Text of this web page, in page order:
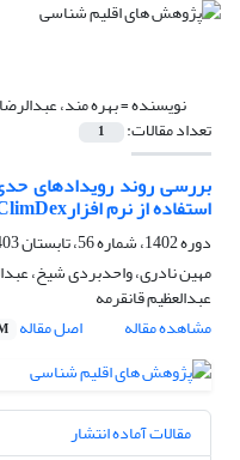
نویسنده =بهره مند، عبدالرضا
تعداد مقالات: 1
بررسی روند رویدادهای
استفاده از نرم افزارRClimDex (دوره آماری 1986 تا 2017)
دوره 1402، شماره 56، تابستان 1403، صفحه
مهین نادری، واحدبردی شیخ،
عبدالعظیم قانقرمه
مشاهده مقاله
اصل مقاله
مقالات آماده انتشار